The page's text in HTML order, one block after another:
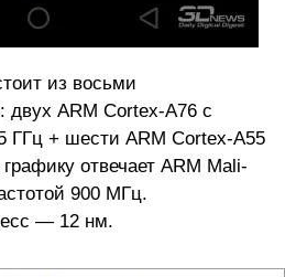
из восьми
двух ARM Cortex-A76 с
ГГц + шести ARM Cortex-A55
отвечает ARM Mali-
900 МГц.
— 12 нм.